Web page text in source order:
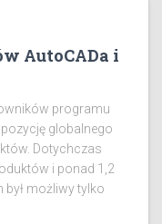
AutoCADa i
programu
globalnego
Dotychczas
i ponad 1,2
możliwy tylko